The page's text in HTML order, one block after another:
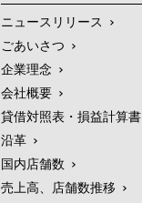
ニュースリリース
ごあいさつ
企業理念
会社概要
貸借対照表・損益計算書
沿革
国内店舗数
売上高、店舗数推移